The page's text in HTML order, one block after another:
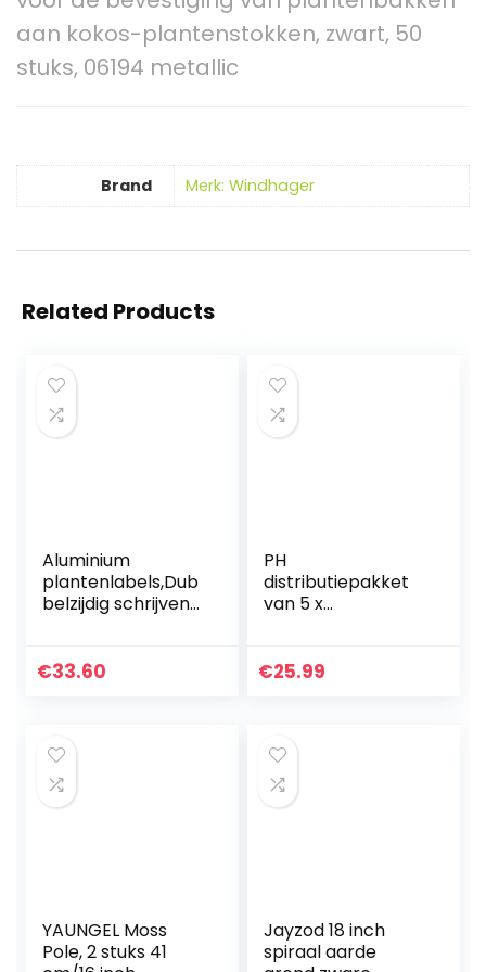
aan kokos-plantenstokken, zwart, 50
stuks, 06194 metallic
Brand Merk: Windhager
Related Products
Aluminium
plantenlabels,Dub
belzijdig schrijven
Boomlabels met
€33.60
PH
distributiepakket
van 5 x
Ongedierte |
€25.99
YAUNGEL Moss
Pole, 2 stuks 41
Jayzod 18 inch
spiraal aarde